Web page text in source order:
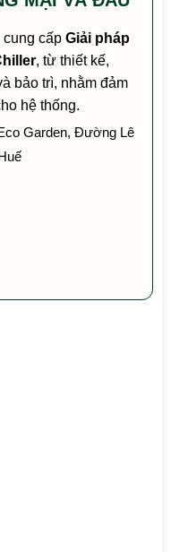
cung cấp Giải pháp
, từ thiết kế,
bảo trì, nhằm đảm
hệ thống.
Garden, Đường Lê